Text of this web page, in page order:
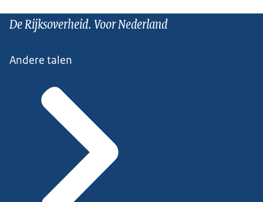
De Rijksoverheid. Voor Nederland
Andere talen